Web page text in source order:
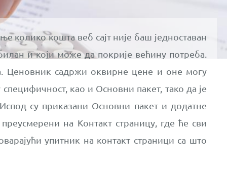
колико кошта веб сајт није баш једноставан
и који може да покрије већину потреба.
Ценовник садржи оквирне цене и оне могу
као и Основни пакет, тако да је
су приказани Основни пакет и додатне
на Контакт страницу, где ће сви
упитник на контакт страници са што